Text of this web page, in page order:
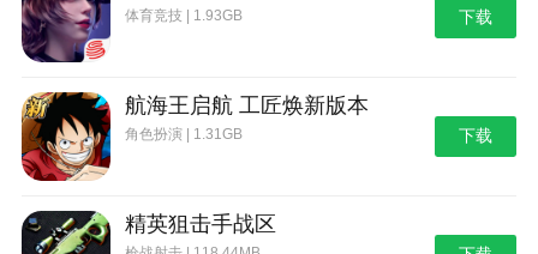
体育竞技 | 1.93GB 下载
航海王启航 工匠焕新版本
角色扮演 | 1.31GB 下载
精英狙击手战区